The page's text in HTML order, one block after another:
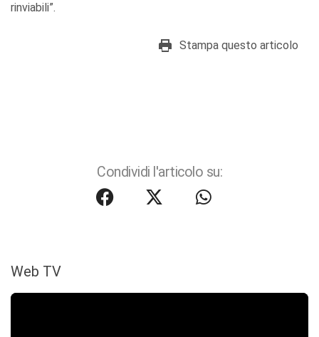
rinviabili”.
Stampa questo articolo
Condividi l'articolo su:
Web TV